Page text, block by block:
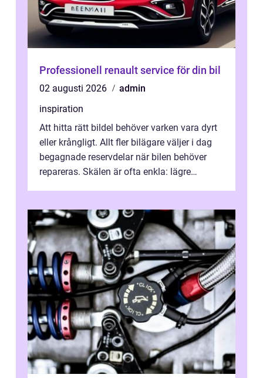
Professionell renault service för din bil
02 augusti 2026
admin
inspiration
Att hitta rätt bildel behöver varken vara dyrt
eller krångligt. Allt fler bilägare väljer i dag
begagnade reservdelar när bilen behöver
repareras. Skälen är ofta enkla: lägre